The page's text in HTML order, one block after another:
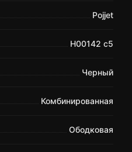
Pojjet
H00142 c5
Черный
Комбинированная
Ободковая